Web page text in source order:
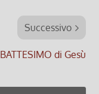
Successivo
BATTESIMO di Gesù